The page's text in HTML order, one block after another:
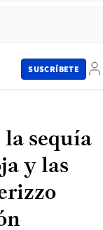
SUSCRÍBETE
la sequía
y las